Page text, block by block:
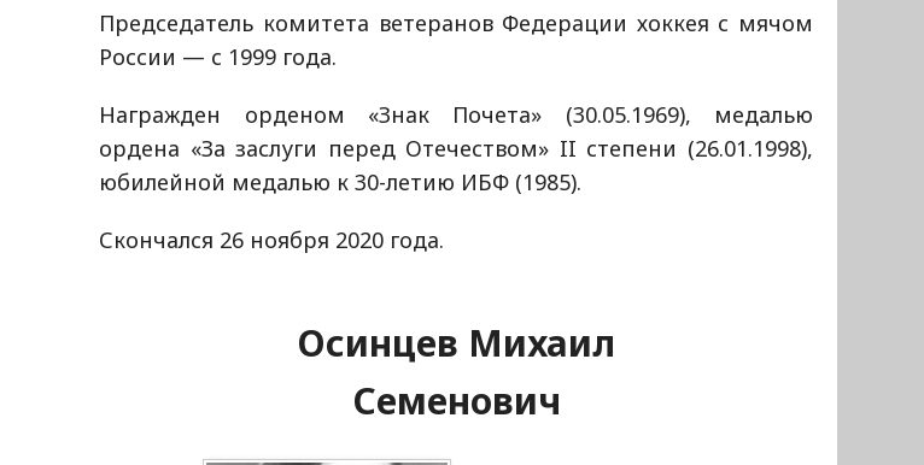
Председатель комитета ветеранов Федерации хоккея с мячом
России — с 1999 года.
Награжден орденом «Знак Почета» (30.05.1969), медалью
ордена «За заслуги перед Отечеством» II степени (26.01.1998),
юбилейной медалью к 30-летию ИБФ (1985).
Скончался 26 ноября 2020 года.
Осинцев Михаил
Семенович